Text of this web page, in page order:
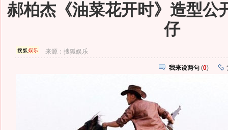
郝柏杰《油菜花开时》造型公
仔
来源：搜狐娱乐
我来说两句 (0)